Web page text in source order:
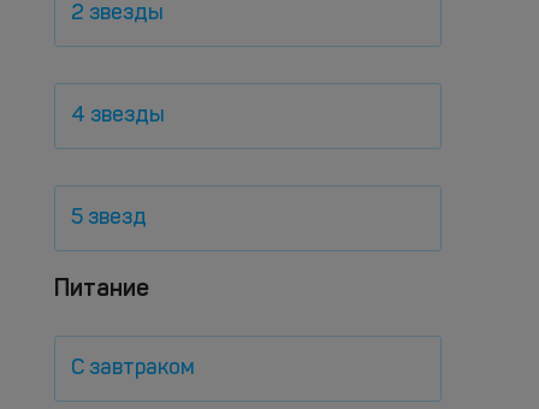
2 звезды
4 звезды
5 звезд
Питание
С завтраком